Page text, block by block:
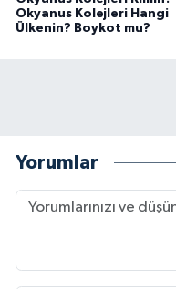
Okyanus Kolejleri Hangi
Ülkenin? Boykot mu?
Yorumlar